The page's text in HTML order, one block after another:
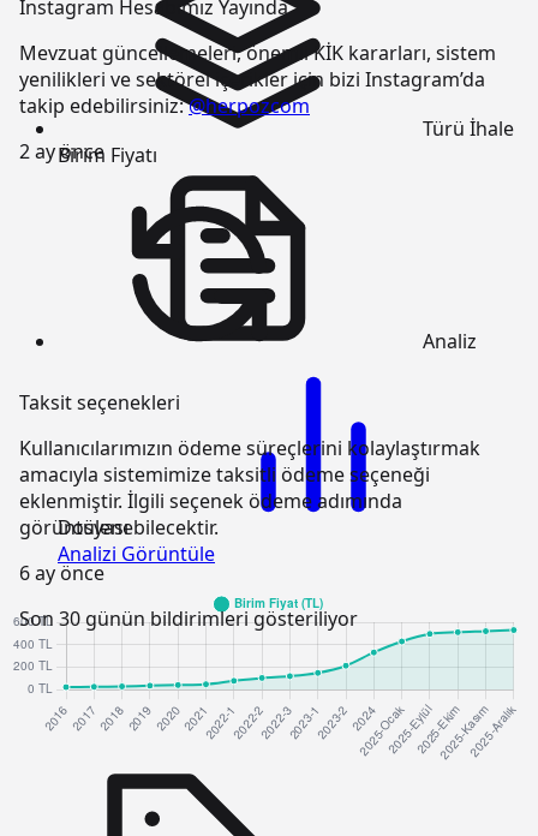
Instagram Hesabımız Yayında
Mevzuat güncellemeleri, önemli KİK kararları, sistem
yenilikleri ve sektörel içerikler için bizi Instagram’da
takip edebilirsiniz:@herpozcom
2 ay önce
Taksit seçenekleri
Kullanıcılarımızın ödeme süreçlerini kolaylaştırmak
amacıyla sistemimize taksitli ödeme seçeneği
eklenmiştir. İlgili seçenek ödeme adımında
görüntülenebilecektir.
6 ay önce
Son 30 günün bildirimleri gösteriliyor
Türü İhale
Birim Fiyatı
Analiz
Dosyası
Analizi Görüntüle